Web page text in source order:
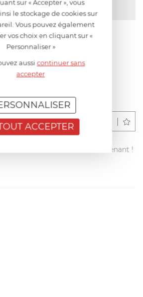
un avis
sur francisbatt.com ?
les autres clients dès maintenant !
sur « Accepter », vous
le stockage de cookies sur
Vous pouvez également
vos choix en cliquant sur «
Personnaliser »
aussicontinuer sans
accepter
ACCEPTER